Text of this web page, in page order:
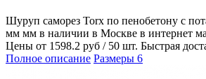
Шуруп саморез Torx по пенобетону с
мм мм в наличии в Москве в интернет
Цены от 1598.2 руб / 50 шт. Быстрая
Полное описание Размеры 6